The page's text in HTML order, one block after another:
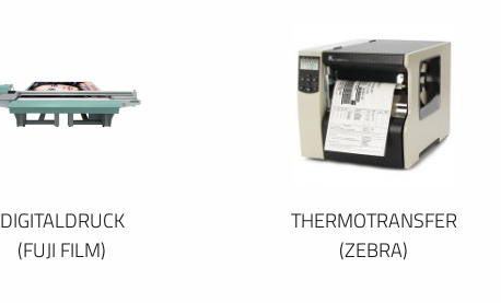
DIGITALDRUCK
(FUJI FILM)
THERMOTRANSFER
(ZEBRA)